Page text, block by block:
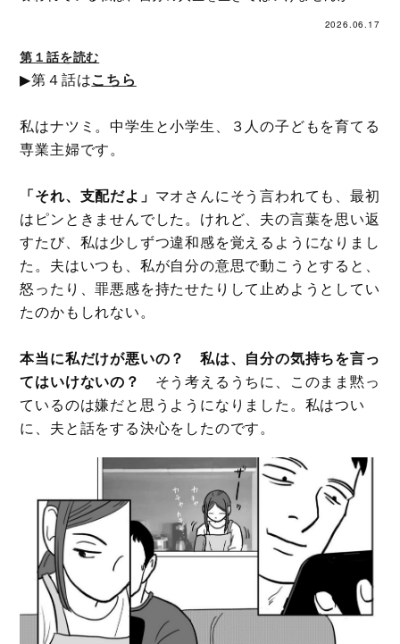
2026.06.17
第１話を読む
▶第４話はこちら
私はナツミ。中学生と小学生、３人の子どもを育てる
専業主婦です。
「それ、支配だよ」 マオさんにそう言われても、最初
はピンときませんでした。けれど、夫の言葉を思い返
すたび、私は少しずつ違和感を覚えるようになりまし
た。夫はいつも、私が自分の意思で動こうとすると、
怒ったり、罪悪感を持たせたりして止めようとしてい
たのかもしれない。
本当に私だけが悪いの？ 私は、自分の気持ちを言っ
てはいけないの？ そう考えるうちに、このまま黙っ
ているのは嫌だと思うようになりました。私はつい
に、夫と話をする決心をしたのです。